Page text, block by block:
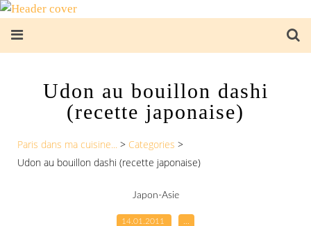
Udon au bouillon dashi
(recette japonaise)
Paris dans ma cuisine... > Categories >
Udon au bouillon dashi (recette japonaise)
Japon-Asie
14.01.2011